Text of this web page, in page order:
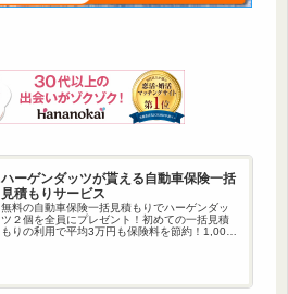
ハーゲンダッツが貰える自動車保険一括
見積もりサービス
無料の自動車保険一括見積もりでハーゲンダッ
ツ２個を全員にプレゼント！初めての一括見積
もりの利用で平均3万円も保険料を節約！1,000